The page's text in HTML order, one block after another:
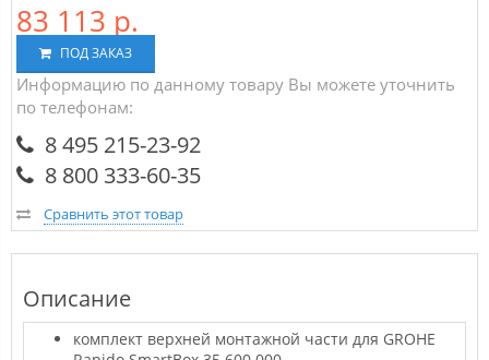
83 113 р.
ПОД ЗАКАЗ
Информацию по данному товару Вы можете уточнить
по телефонам:
8 495 215-23-92
8 800 333-60-35
Сравнить этот товар
Описание
комплект верхней монтажной части для GROHE